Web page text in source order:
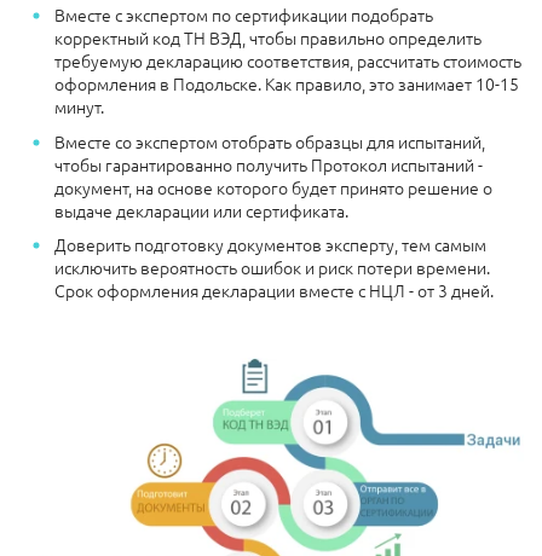
Вместе с экспертом по сертификации подобрать
корректный код ТН ВЭД, чтобы правильно определить
требуемую декларацию соответствия, рассчитать стоимость
оформления в Подольске. Как правило, это занимает 10-15
минут.
Вместе со экспертом отобрать образцы для испытаний,
чтобы гарантированно получить Протокол испытаний -
документ, на основе которого будет принято решение о
выдаче декларации или сертификата.
Доверить подготовку документов эксперту, тем самым
исключить вероятность ошибок и риск потери времени.
Срок оформления декларации вместе с НЦЛ - от 3 дней.